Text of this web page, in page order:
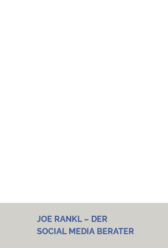
JOE RANKL – DER
SOCIAL MEDIA BERATER